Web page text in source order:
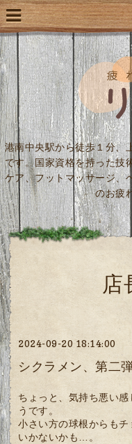
港南中央駅から徒歩１分、
です。国家資格を持った技
ケア、フットマッサージ、
のお疲
2024-09-20 18:14:00
シクラメン、第二
ちょっと、気持ち悪い
うです。
小さい方の球根からも
いかないかも…。